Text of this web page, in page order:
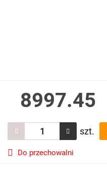
8997.45
szt.
Do przechowalni